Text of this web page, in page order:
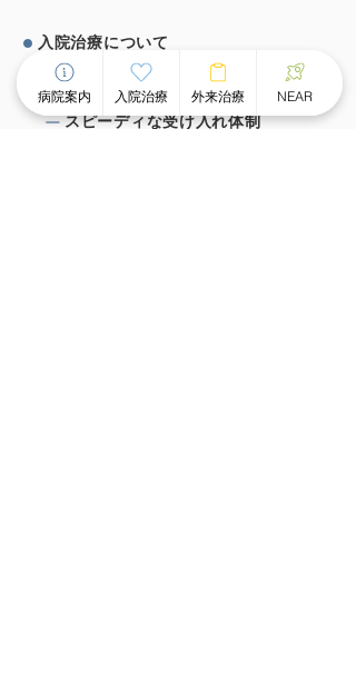
⼊院治療について
チーム医療による個別看護
スピーディな受け⼊れ体制
病院案内 入院治療 外来治療 NEAR